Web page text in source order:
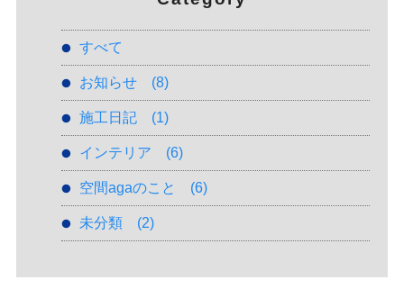
すべて
お知らせ (8)
施工日記 (1)
インテリア (6)
空間agaのこと (6)
未分類 (2)